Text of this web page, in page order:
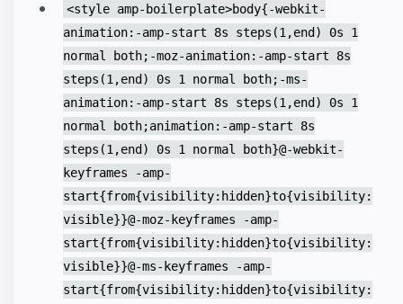
<style amp-boilerplate>body{-webkit-
animation:-amp-start 8s steps(1,end) 0s 1
normal both;-moz-animation:-amp-start 8s
steps(1,end) 0s 1 normal both;-ms-
animation:-amp-start 8s steps(1,end) 0s 1
normal both;animation:-amp-start 8s
steps(1,end) 0s 1 normal both}@-webkit-
keyframes -amp-
start{from{visibility:hidden}to{visibility:
visible}}@-moz-keyframes -amp-
start{from{visibility:hidden}to{visibility:
visible}}@-ms-keyframes -amp-
start{from{visibility:hidden}to{visibility: